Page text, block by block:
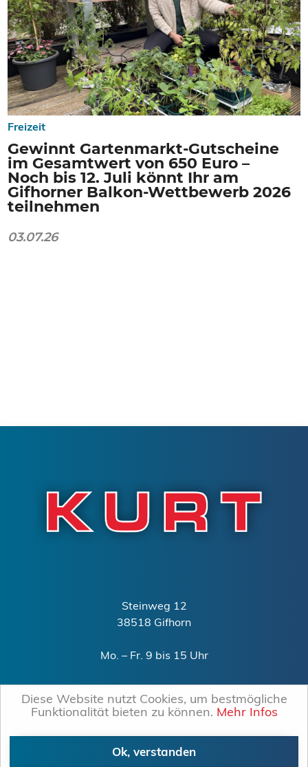
Ok, verstanden
Diese Website nutzt Cookies, um bestmögliche
Funktionalität bieten zu können. Mehr Infos
Freizeit
Gewinnt Gartenmarkt-Gutscheine
im Gesamtwert von 650 Euro –
Noch bis 12. Juli könnt Ihr am
Gifhorner Balkon-Wettbewerb 2026
teilnehmen
03.07.26
Steinweg 12
38518 Gifhorn
Mo. – Fr. 9 bis 15 Uhr
0151 – 15240340
mail@kurt-gifhorn.de
Snuna GbR2026 –Wir stellen ein!